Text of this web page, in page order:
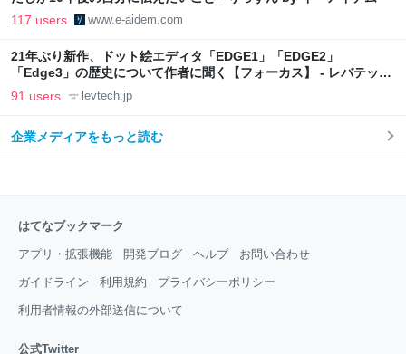
117 users www.e-aidem.com
21年ぶり新作、ドット絵エディタ「EDGE1」「EDGE2」
「Edge3」の歴史について作者に聞く【フォーカス】 - レバテック
LAB
91 users levtech.jp
企業メディアをもっと読む
はてなブックマーク
アプリ・拡張機能 開発ブログ ヘルプ お問い合わせ
ガイドライン 利用規約 プライバシーポリシー
利用者情報の外部送信について
公式Twitter